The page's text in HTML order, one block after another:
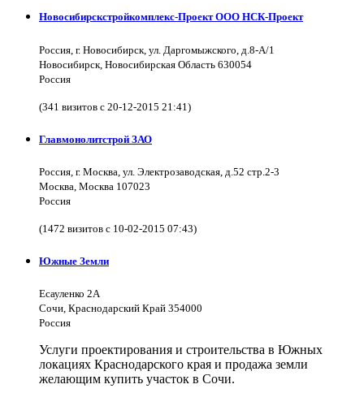
Новосибирскстройкомплекс-Проект ООО НСК-Проект
Россия, г. Новосибирск, ул. Даргомыжского, д.8-А/1
Новосибирск, Новосибирская Область 630054
Россия
(341 визитов с 20-12-2015 21:41)
Главмонолитстрой ЗАО
Россия, г. Москва, ул. Электрозаводская, д.52 стр.2-3
Москва, Москва 107023
Россия
(1472 визитов с 10-02-2015 07:43)
Южные Земли
Есауленко 2А
Сочи, Краснодарский Край 354000
Россия
Услуги проектирования и строительства в Южных
локациях Краснодарского края и продажа земли
желающим купить участок в Сочи.